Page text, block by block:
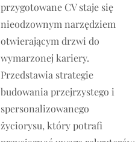
przygotowane CV staje się
nieodzownym narzędziem
otwierającym drzwi do
wymarzonej kariery.
Przedstawia strategie
budowania przejrzystego i
spersonalizowanego
życiorysu, który potrafi